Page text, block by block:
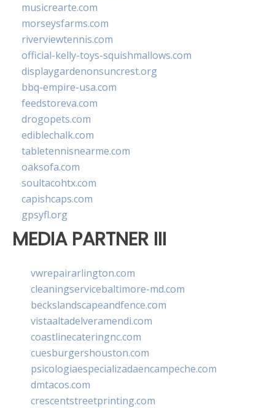
musicrearte.com
morseysfarms.com
riverviewtennis.com
official-kelly-toys-squishmallows.com
displaygardenonsuncrest.org
bbq-empire-usa.com
feedstoreva.com
drogopets.com
ediblechalk.com
tabletennisnearme.com
oaksofa.com
soultacohtx.com
capishcaps.com
gpsyfl.org
MEDIA PARTNER III
vwrepairarlington.com
cleaningservicebaltimore-md.com
beckslandscapeandfence.com
vistaaltadelveramendi.com
coastlinecateringnc.com
cuesburgershouston.com
psicologiaespecializadaencampeche.com
dmtacos.com
crescentstreetprinting.com